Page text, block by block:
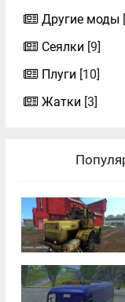
Другие моды
Сеялки [9]
Плуги [10]
Жатки [3]